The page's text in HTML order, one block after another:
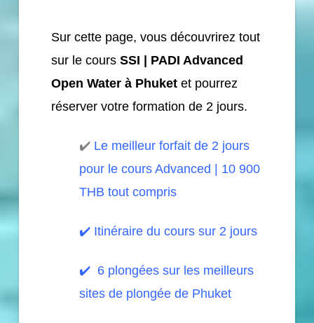
Sur cette page, vous découvrirez tout
sur le cours SSI | PADI Advanced
Open Water à Phuketet pourrez
réserver votre formation de 2 jours.
✔️ Le meilleur forfait de 2 jours
pour le cours Advanced | 10 900
THB tout compris
✔️Itinéraire du cours sur 2 jours
✔️6 plongées sur les meilleurs
sites de plongée de Phuket